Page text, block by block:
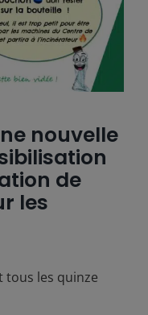
nouvelle
de
les
tous les quinze